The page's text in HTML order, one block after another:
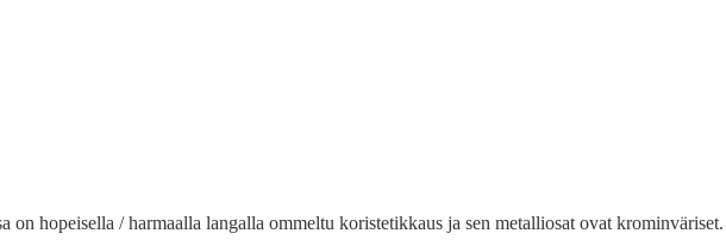
hopeisella / harmaalla langalla ommeltu koristetikkaus ja sen metalliosat ovat krominväriset.